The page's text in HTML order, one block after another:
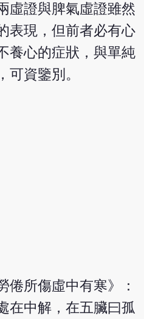
虛證與脾氣虛證雖然
表現，但前者必有心
養心的症狀，與單純
可資鑒別。
倦所傷虛中有寒》：
在中解，在五臟曰孤